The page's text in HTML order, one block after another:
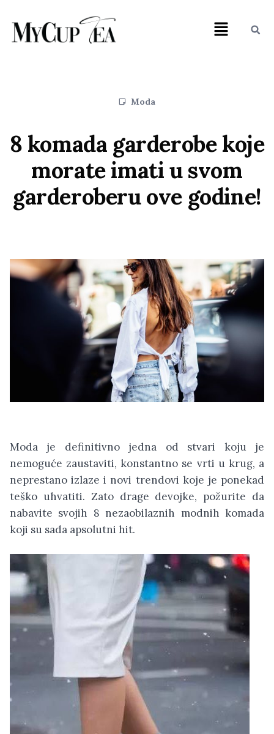
Moda
8 komada garderobe koje
morate imati u svom
garderoberu ove godine!
Moda je definitivno jedna od stvari koju je
nemoguće zaustaviti, konstantno se vrti u krug, a
neprestano izlaze i novi trendovi koje je ponekad
teško uhvatiti. Zato drage devojke, požurite da
nabavite svojih 8 nezaobilaznih modnih komada
koji su sada apsolutni hit.